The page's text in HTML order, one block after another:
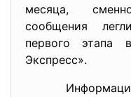
месяца,
сообщения
первого этапа
Экспресс».